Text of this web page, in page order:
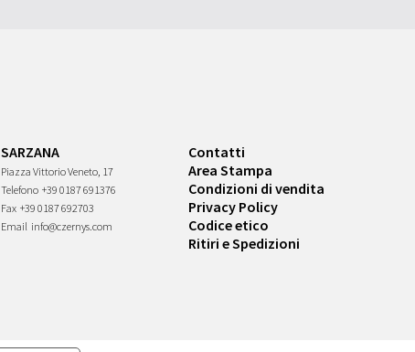
SARZANA
Piazza Vittorio Veneto, 17
Telefono +39 0187 691376
Fax +39 0187 692703
Email info@czernys.com
Contatti
Area Stampa
Condizioni di vendita
Privacy Policy
Codice etico
Ritiri e Spedizioni